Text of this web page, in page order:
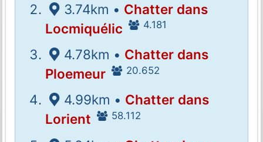
3.74km • Chatter dans
Locmiquélic
4.181
4.78km • Chatter dans
Ploemeur
20.652
4.99km • Chatter dans
Lorient
58.112